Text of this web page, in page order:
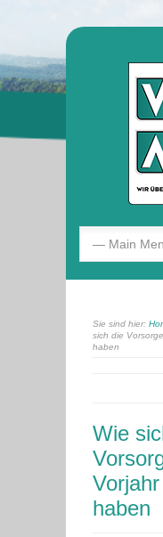
Sie sind hier:
sich die
haben
Wie
haben